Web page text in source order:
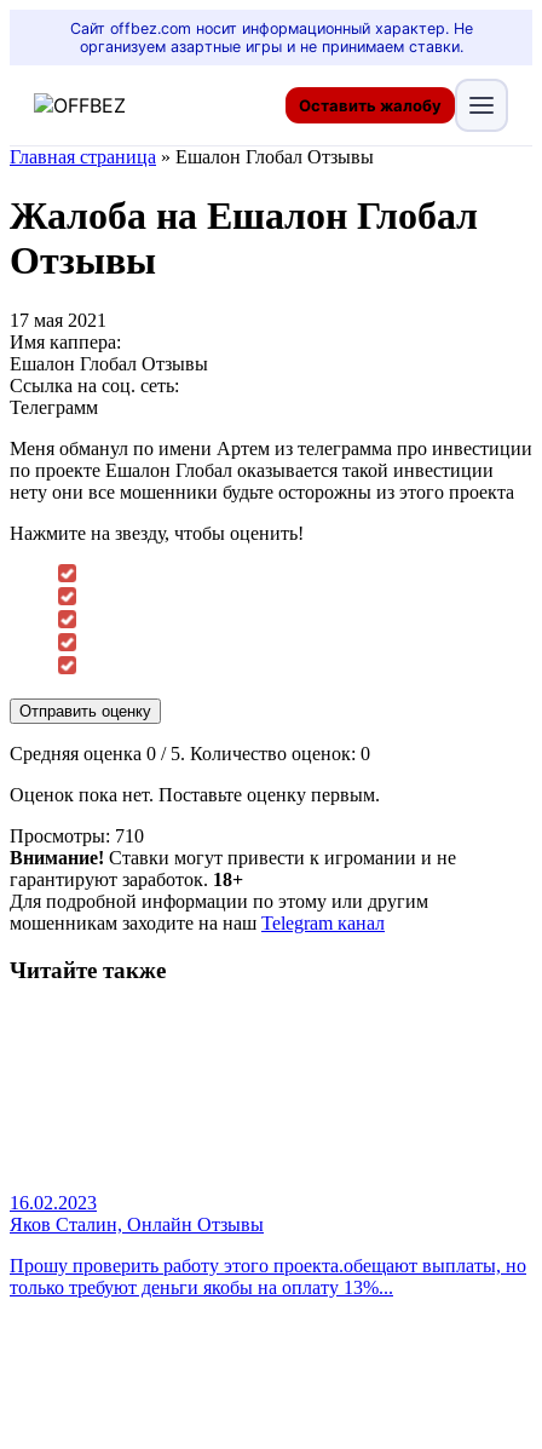
Сайт offbez.com носит информационный характер. Не
организуем азартные игры и не принимаем ставки.
Оставить жалобу
Главная страница » Ешалон Глобал Отзывы
Жалоба на Ешалон Глобал
Отзывы
17 мая 2021
Имя каппера:
Ешалон Глобал Отзывы
Ссылка на соц. сеть:
Телеграмм
Меня обманул по имени Артем из телеграмма про инвестиции
по проекте Ешалон Глобал оказывается такой инвестиции
нету они все мошенники будьте осторожны из этого проекта
Нажмите на звезду, чтобы оценить!
Отправить оценку
Средняя оценка 0 / 5. Количество оценок: 0
Оценок пока нет. Поставьте оценку первым.
Просмотры: 710
Внимание! Ставки могут привести к игромании и не
гарантируют заработок. 18+
Для подробной информации по этому или другим
мошенникам заходите на наш Telegram канал
Читайте также
16.02.2023
Яков Сталин, Онлайн Отзывы
Прошу проверить работу этого проекта.обещают выплаты, но
только требуют деньги якобы на оплату 13%...